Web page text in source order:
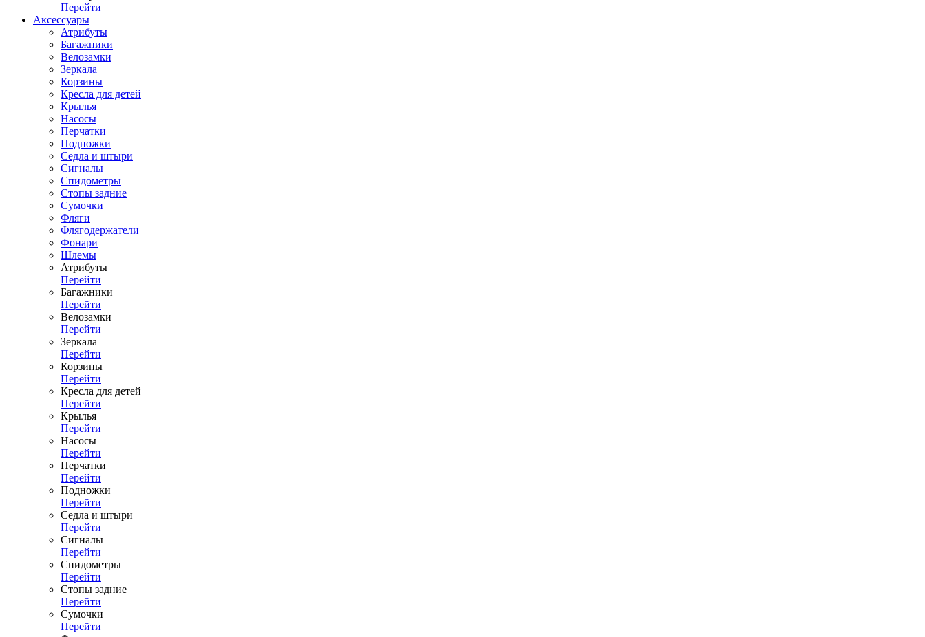
Перейти
Аксессуары
Атрибуты
Багажники
Велозамки
Зеркала
Корзины
Кресла для детей
Крылья
Насосы
Перчатки
Подножки
Седла и штыри
Сигналы
Спидометры
Стопы задние
Сумочки
Фляги
Флягодержатели
Фонари
Шлемы
Атрибуты
Перейти
Багажники
Перейти
Велозамки
Перейти
Зеркала
Перейти
Корзины
Перейти
Кресла для детей
Перейти
Крылья
Перейти
Насосы
Перейти
Перчатки
Перейти
Подножки
Перейти
Седла и штыри
Перейти
Сигналы
Перейти
Спидометры
Перейти
Стопы задние
Перейти
Сумочки
Перейти